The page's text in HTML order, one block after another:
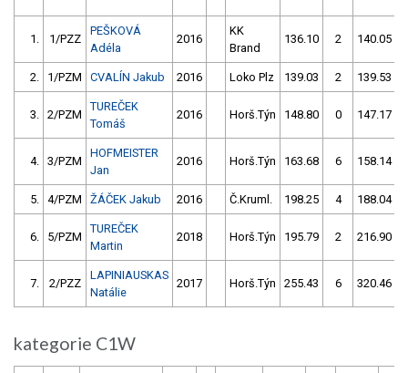
1. 1/PZZ
PEŠKOVÁ
Adéla
2016
KK
Brand
136.10 2 140.05
2. 1/PZM CVALÍN Jakub 2016 Loko Plz 139.03 2 139.53
3. 2/PZM
TUREČEK
Tomáš
2016 Horš.Týn 148.80 0 147.17
4. 3/PZM
HOFMEISTER
Jan
2016 Horš.Týn 163.68 6 158.14
5. 4/PZM ŽÁČEK Jakub 2016 Č.Kruml. 198.25 4 188.04
6. 5/PZM
TUREČEK
Martin
2018 Horš.Týn 195.79 2 216.90
7. 2/PZZ
LAPINIAUSKAS
Natálie
2017 Horš.Týn 255.43 6 320.46
kategorie C1W